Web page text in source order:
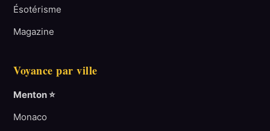
Ésotérisme
Magazine
Voyance par ville
Menton ⭐
Monaco